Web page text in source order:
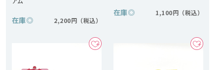
在庫◎ 2,200円
在庫◎ 1,100円